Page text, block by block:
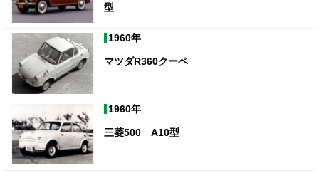
型
1960年
マツダR360クーペ
1960年
三菱500 A10型